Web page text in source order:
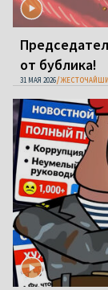
от бублика!
31 МАЯ 2026